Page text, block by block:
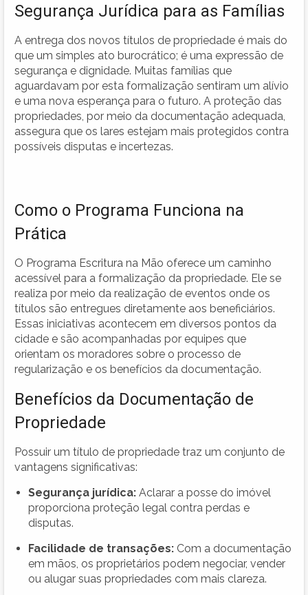
Segurança Jurídica para as Famílias
A entrega dos novos títulos de propriedade é mais do
que um simples ato burocrático; é uma expressão de
segurança e dignidade. Muitas famílias que
aguardavam por esta formalização sentiram um alívio
e uma nova esperança para o futuro. A proteção das
propriedades, por meio da documentação adequada,
assegura que os lares estejam mais protegidos contra
possíveis disputas e incertezas.
Como o Programa Funciona na
Prática
O Programa Escritura na Mão oferece um caminho
acessível para a formalização da propriedade. Ele se
realiza por meio da realização de eventos onde os
títulos são entregues diretamente aos beneficiários.
Essas iniciativas acontecem em diversos pontos da
cidade e são acompanhadas por equipes que
orientam os moradores sobre o processo de
regularização e os benefícios da documentação.
Benefícios da Documentação de
Propriedade
Possuir um título de propriedade traz um conjunto de
vantagens significativas:
Segurança jurídica: Aclarar a posse do imóvel
proporciona proteção legal contra perdas e
disputas.
Facilidade de transações: Com a documentação
em mãos, os proprietários podem negociar, vender
ou alugar suas propriedades com mais clareza.